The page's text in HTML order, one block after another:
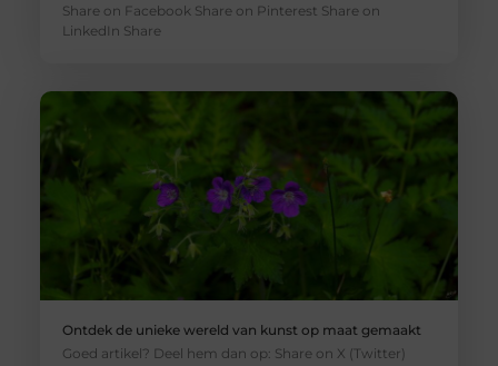
Share on Facebook Share on Pinterest Share on
LinkedIn Share
Ontdek de unieke wereld van kunst op maat gemaakt
Goed artikel? Deel hem dan op: Share on X (Twitter)